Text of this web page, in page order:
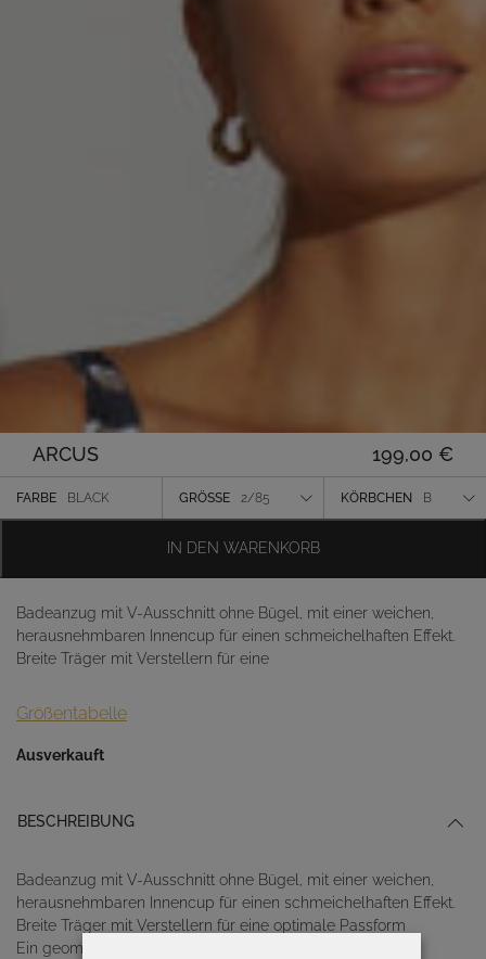
ARCUS 199,00 €
Farbe
FARBE BLACK GRÖSSE 2/85 KÖRBCHEN B
Badeanzug mit V-Ausschnitt ohne Bügel, mit einer weichen,
herausnehmbaren Innencup für einen schmeichelhaften Effekt.
Breite Träger mit Verstellern für eine
Größentabelle
Ausverkauft
IN DEN WARENKORB
BESCHREIBUNG
Badeanzug mit V-Ausschnitt ohne Bügel, mit einer weichen,
herausnehmbaren Innencup für einen schmeichelhaften Effekt.
Breite Träger mit Verstellern für eine optimale Passform
Ein geometrischer Print, bei dem Linien, Punkte und